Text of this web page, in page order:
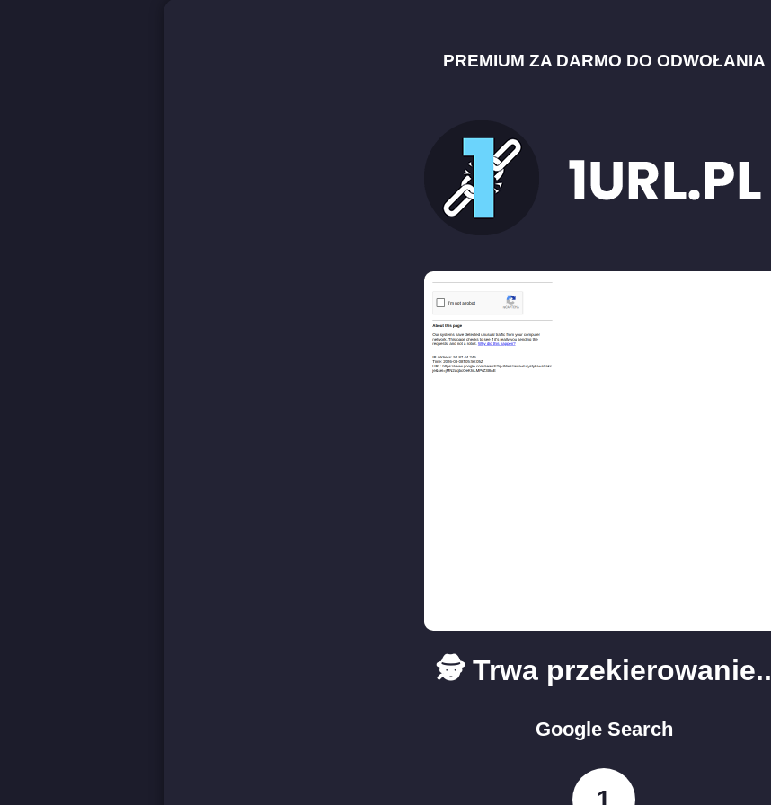
PREMIUM ZA DARMO DO ODWOŁANIA
🕵️ Trwa przekierowanie..
Google Search
1